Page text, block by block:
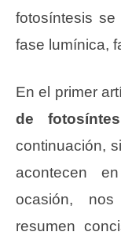
fotosíntesis se
fase lumínica,
En el primer
de
continuación,
acontecen
ocasión,
resumen